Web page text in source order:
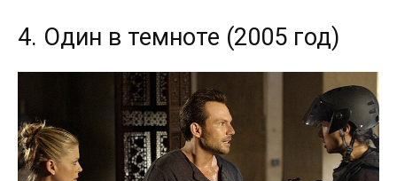
4. Один в темноте (2005 год)